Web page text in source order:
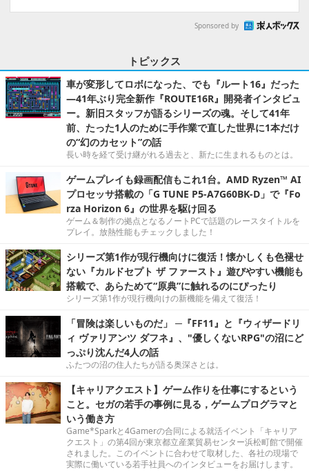
Sponsored by
トピックス
車が変形してロボになった、でも『ルート16』だった
―41年ぶり完全新作『ROUTE16R』開発者インタビュ
ー。新旧スタッフが語るシリーズの魂。そして41年
前、たった1人のために手作業で直した世界に1本だけ
の“幻のカセット”の話
長い時を経て受け継がれる過去と、新たに生まれるものとは。
ゲームプレイも録画配信もこれ1台。AMD Ryzen™ AI
プロセッサ搭載の「G TUNE P5-A7G60BK-D」で『Fo
rza Horizon 6』の世界を駆け回る
ゲーム＆制作の拠点となるノートPCで話題のレースタイトルを
プレイ。放熱性能もチェックしました！
シリーズ第1作が現行機向けに復活！懐かしくも色褪せ
ない『カルドセプト ザ ファースト』遊びやすい機能も
搭載で、あらためて“原典”に触れるのにぴったり
シリーズ第1作が現行機向けの新機能を備えて復活！
「冒険は楽しいものだ」 ─『FF11』と『ウィザードリ
ィ ヴァリアンツ ダフネ』、"優しくないRPG"の沼にど
っぷり沈んだ4人の話
ふたつの沼の住人たちが語る奥深さとは。
【キャリアクエスト】ゲーム作りを仕事にするという
こと。セガの若手の事例に見る，ゲームプログラマと
いう働き方
Game*Sparkと4Gamerの合同による就活イベント「キャリア
クエスト」の第4回が東京都立産業貿易センター浜松町館で開催
されました。このイベントに合わせて取材した、各社の現場で
実際に働いている若手社員へのインタビューをお届けします。